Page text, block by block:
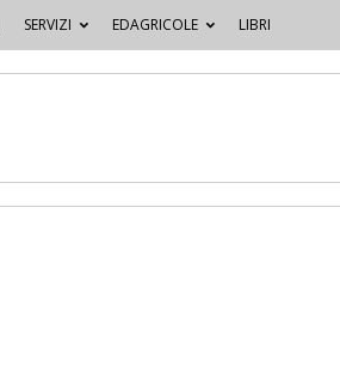
SERVIZI EDAGRICOLE LIBRI